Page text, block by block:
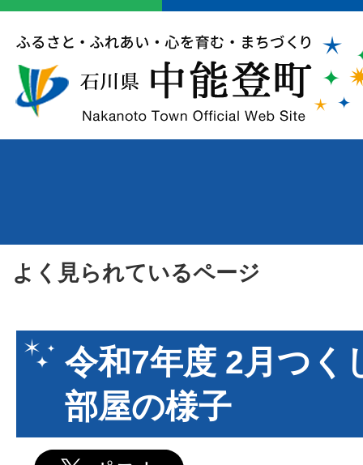
よく見られているページ
令和7年度 2月つく
部屋の様子